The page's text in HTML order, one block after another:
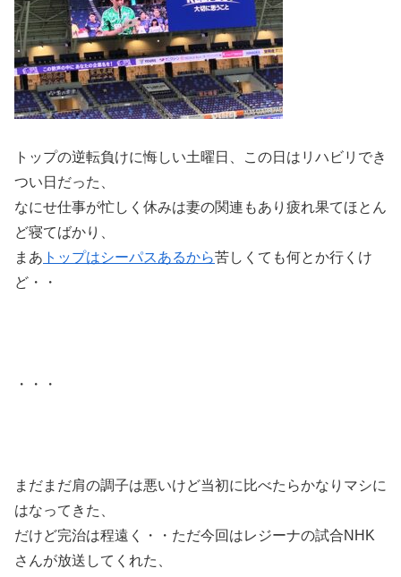
トップの逆転負けに悔しい土曜日、この日はリハビリでき
つい日だった、
なにせ仕事が忙しく休みは妻の関連もあり疲れ果てほとん
ど寝てばかり、
まあ トップはシーパスあるから苦しくても何とか行くけ
ど・・
・・・
まだまだ肩の調子は悪いけど当初に比べたらかなりマシに
はなってきた、
だけど完治は程遠く・・ただ今回はレジーナの試合NHK
さんが放送してくれた、